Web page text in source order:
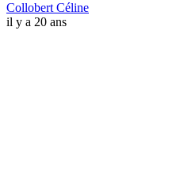
Collobert Céline
il y a 20 ans